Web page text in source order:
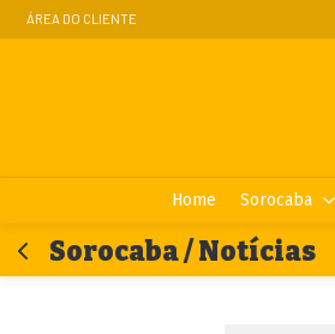
ÁREA DO CLIENTE
Home Sorocaba
Sorocaba / Notícias